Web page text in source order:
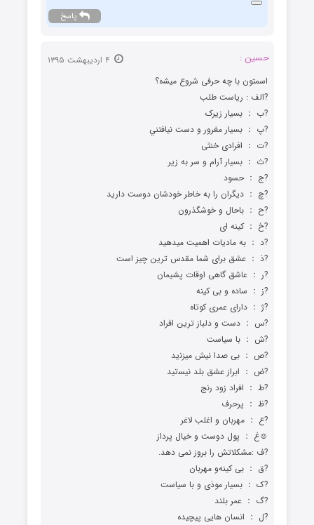
پاسخ
حسین :
ﺍﺳﻤﺘﻮﻥ ﺑﺎ ﭼﻪ ﺣﺮﻓﯽ ﺷﺮﻭﻉ ﻣﯿﺸه؟
?ﺍﻟﻒ : ریاست طلب
?ﺏ ： ﺑﺴﻴﺎﺭ ﺯﻳﺮﮎ
?ﭖ ： ﺑﺴﻴﺎﺭ ﻣﻐﺮﻭﺭ ﻭ ﺩﺳﺖ ﻧﻴﺎﻓﺘﻨﻲ
?ﺕ ： ﺍﻓﺮﺍﺩﯼ ﺧﻨﺜﯽ
?ﺙ ： ﺑﺴﻴﺎﺭ ﺁﺭﺍﻡ ﻭ ﺳﺮ ﺑﻪ ﺯﻳﺮ
?ﺝ ： ﺣﺴﻮﺩ
?ﭺ ： ﺩﯾﮕﺮﺍﻥ ﺭﺍ ﺑﻪ ﺧﺎﻃﺮ ﺧﻮﺩﺷﺎﻥ ﺩﻭﺳﺖ ﺩﺍﺭﯾﺪ
?ﺡ ： ﺑﺎﺣﺎﻝ ﻭ خوشگذرون
?ﺥ ： ﮐﻴﻨﻪ ﺍﯼ
?ﺩ ： ﺑﻪ ﻣﺎﺩﻳﺎﺕ ﺍﻫﻤﻴﺖ ﻣﻴﺪﻫﯿﺪ
?ﺫ ： ﻋﺸﻖ ﺑﺮﺍﯼ ﺷﻤﺎ ﻣﻘﺪﺱ ﺗﺮﻳﻦ ﭼﻴﺰ ﺍﺳﺖ
?ﺭ ： ﻋﺎﺷﻖ ﮔﺎﻫﯽ ﺍﻭﻗﺎﺕ ﭘﺸﯿﻤﺎﻥ
?ﺯ ： ﺳﺎﺩﻩ ﻭ ﺑﯽ ﮐﻴﻨﻪ
?ﮊ ： ﺩﺍﺭﺍﯼ ﻋﻤﺮﯼ ﮐﻮﺗﺎﻩ
?ﺱ ： ﺩﺳﺖ ﻭ ﺩﻟﺒﺎﺯ ﺗﺮﻳﻦ ﺍﻓﺮﺍﺩ
?ﺵ ： ﺑﺎ ﺳﻴﺎﺳﺖ
?ﺹ ： ﺑﯽ ﺻﺪﺍ ﻧﻴﺶ ﻣﻴﺰﻧﯾﺪ
?ﺽ ： ﺍﺑﺮﺍﺯ ﻋﺸﻖ ﺑﻠﺪ ﻧﻴﺴﺗﯿﺪ
?ﻁ ： ﺍﻓﺮﺍﺩ ﺯﻭﺩ ﺭﻧﺞ
?ﻅ ： ﭘﺮﺣﺮﻑ
?ﻉ ： ﻣﻬﺮﺑﺎﻥ ﻭ ﺍﻏﻠﺐ ﻻﻏﺮ
☺️ﻍ ： ﭘﻮﻝ ﺩﻭﺳﺖ ﻭ خیال پرداز
?ﻑ :ﻣﺸﮑﻼﺗﺶ ﺭﺍ ﺑﺮﻭﺯ ﻧﻤﯽ ﺩﻫﺪ.
?ﻕ ： ﺑﯽ ﮐﯿﻨﻪو مهربان
?ﮎ ： ﺑﺴﻴﺎﺭ ﻣﻮﺫﯼ ﻭ ﺑﺎ ﺳﻴﺎﺳﺖ
?ﮒ ： ﻋﻤﺮ ﺑﻠﻨﺪ
?ﻝ ： ﺍﻧﺴﺎﻥ ﻫﺎﻳﯽ ﭘﻴﭽﻴﺪﻩ